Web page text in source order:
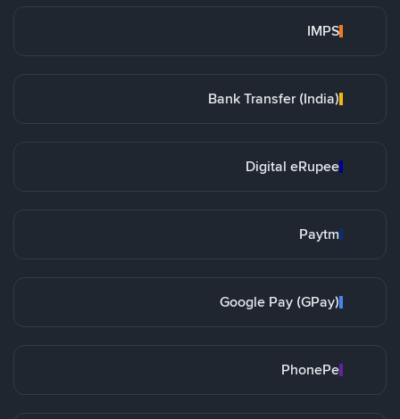
IMPS
Bank Transfer (India)
Digital eRupee
Paytm
Google Pay (GPay)
PhonePe